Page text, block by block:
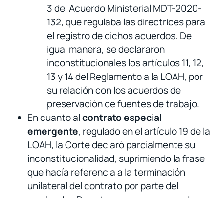
3 del Acuerdo Ministerial MDT-2020-
132, que regulaba las directrices para
el registro de dichos acuerdos. De
igual manera, se declararon
inconstitucionales los artículos 11, 12,
13 y 14 del Reglamento a la LOAH, por
su relación con los acuerdos de
preservación de fuentes de trabajo.
En cuanto alcontrato especial
emergente, regulado en el artículo 19 de la
LOAH, la Corte declaró parcialmente su
inconstitucionalidad, suprimiendo la frase
que hacía referencia a la terminación
unilateral del contrato por parte del